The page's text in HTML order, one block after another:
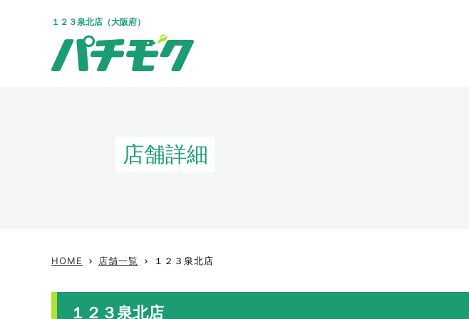
１２３泉北店（大阪府）
店舗詳細
HOME keyboard_arrow_right 店舗一覧 keyboard_arrow_right １２３泉北店
１２３泉北店